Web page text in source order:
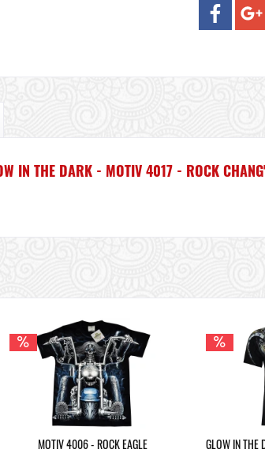
IN THE DARK - MOTIV 4017 - ROCK
MOTIV 4006 - ROCK EAGLE GLOW IN THE